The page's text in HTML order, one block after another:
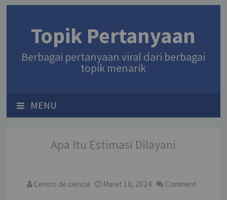
Topik Pertanyaan
Berbagai pertanyaan viral dari berbagai
topik menarik
MENU
Apa Itu Estimasi Dilayani
Centro de ciencia Maret 10, 2024 Comment